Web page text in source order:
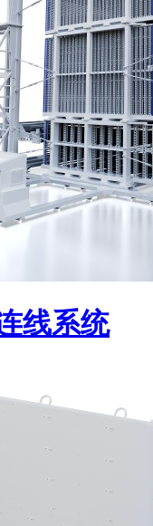
线系统